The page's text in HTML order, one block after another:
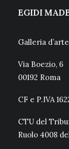
EGIDI
Galleria d’arte
Via Boezio, 6
00192 Roma
CF e P.IVA
CTU del
Ruolo 4008